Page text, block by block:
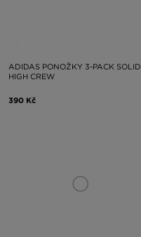
ADIDAS PONOŽKY 3-PACK SOLID
HIGH CREW
390 Kč